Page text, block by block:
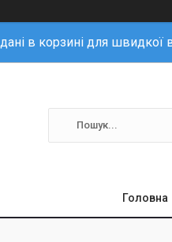
в корзині для швидкої
Головна